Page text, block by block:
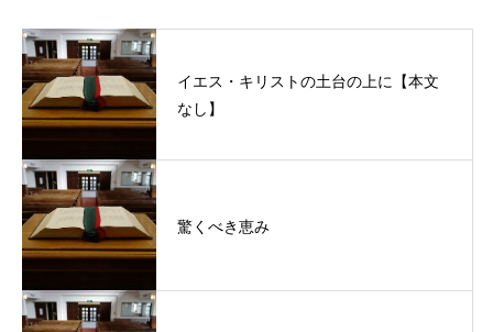
イエス・キリストの土台の上に【本文
なし】
驚くべき恵み